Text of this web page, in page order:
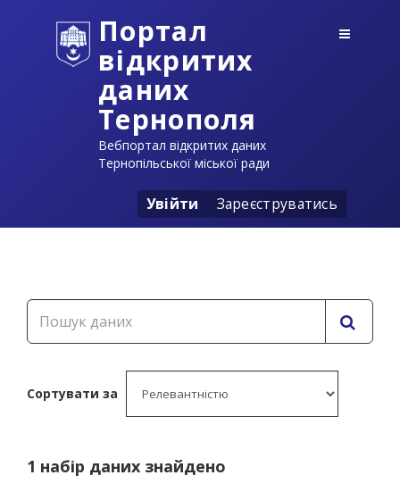
Портал
відкритих
даних
Тернополя
Вебпортал відкритих даних
Тернопільської міської ради
Увійти Зареєструватись
Сортувати за
1 набір даних знайдено